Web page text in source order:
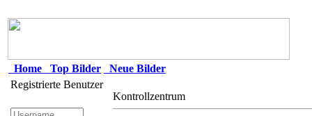
Home Top Bilder
Neue Bilder
Registrierte Benutzer
Kontrollzentrum